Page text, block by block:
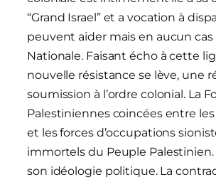
“Grand Israel” et a vocation à
peuvent aider mais en aucun
Nationale. Faisant écho à cette
nouvelle résistance se lève, une
soumission à l’ordre colonial. La
Palestiniennes coincées entre
et les forces d’occupations
immortels du Peuple
son idéologie politique. La